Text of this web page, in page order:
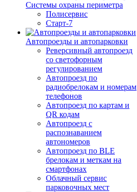
Системы охраны периметра
Полисервис
Старт-7
Автопроезды и автопарковки
Реверсивный автопроезд
со светофорным
регулированием
Автопроезд по
радиобрелокам и номерам
телефонов
Автопроезд по картам и
QR кодам
Автопроезд с
распознаванием
автономеров
Автопроезд по BLE
брелокам и меткам на
смартфонах
Облачный сервис
парковочных мест